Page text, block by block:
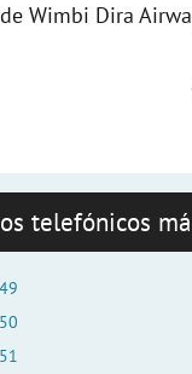
Wimbi Dira
telefónicos